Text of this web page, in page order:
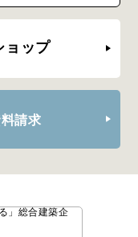
ョップ
請求
」 総合建築企